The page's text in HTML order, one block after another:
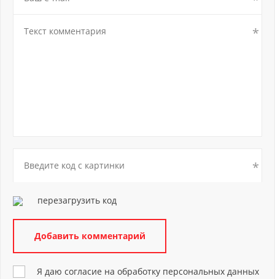
перезагрузить код
Я даю согласие на обработку персональных данных